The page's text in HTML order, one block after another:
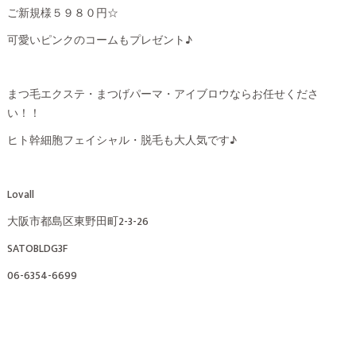
ご新規様５９８０円☆
可愛いピンクのコームもプレゼント♪
まつ毛エクステ・まつげパーマ・アイブロウならお任せくださ
い！！
ヒト幹細胞フェイシャル・脱毛も大人気です♪
Lovall
大阪市都島区東野田町2-3-26
SATOBLDG3F
06-6354-6699